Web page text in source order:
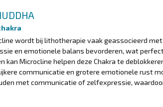
wordt bij lithotherapie vaak geassocieerd
en emotionele balans bevorderen, wat
kan Microcline helpen deze Chakra te
communicatie en grotere emotionele rust
met communicatie of zelfexpressie,